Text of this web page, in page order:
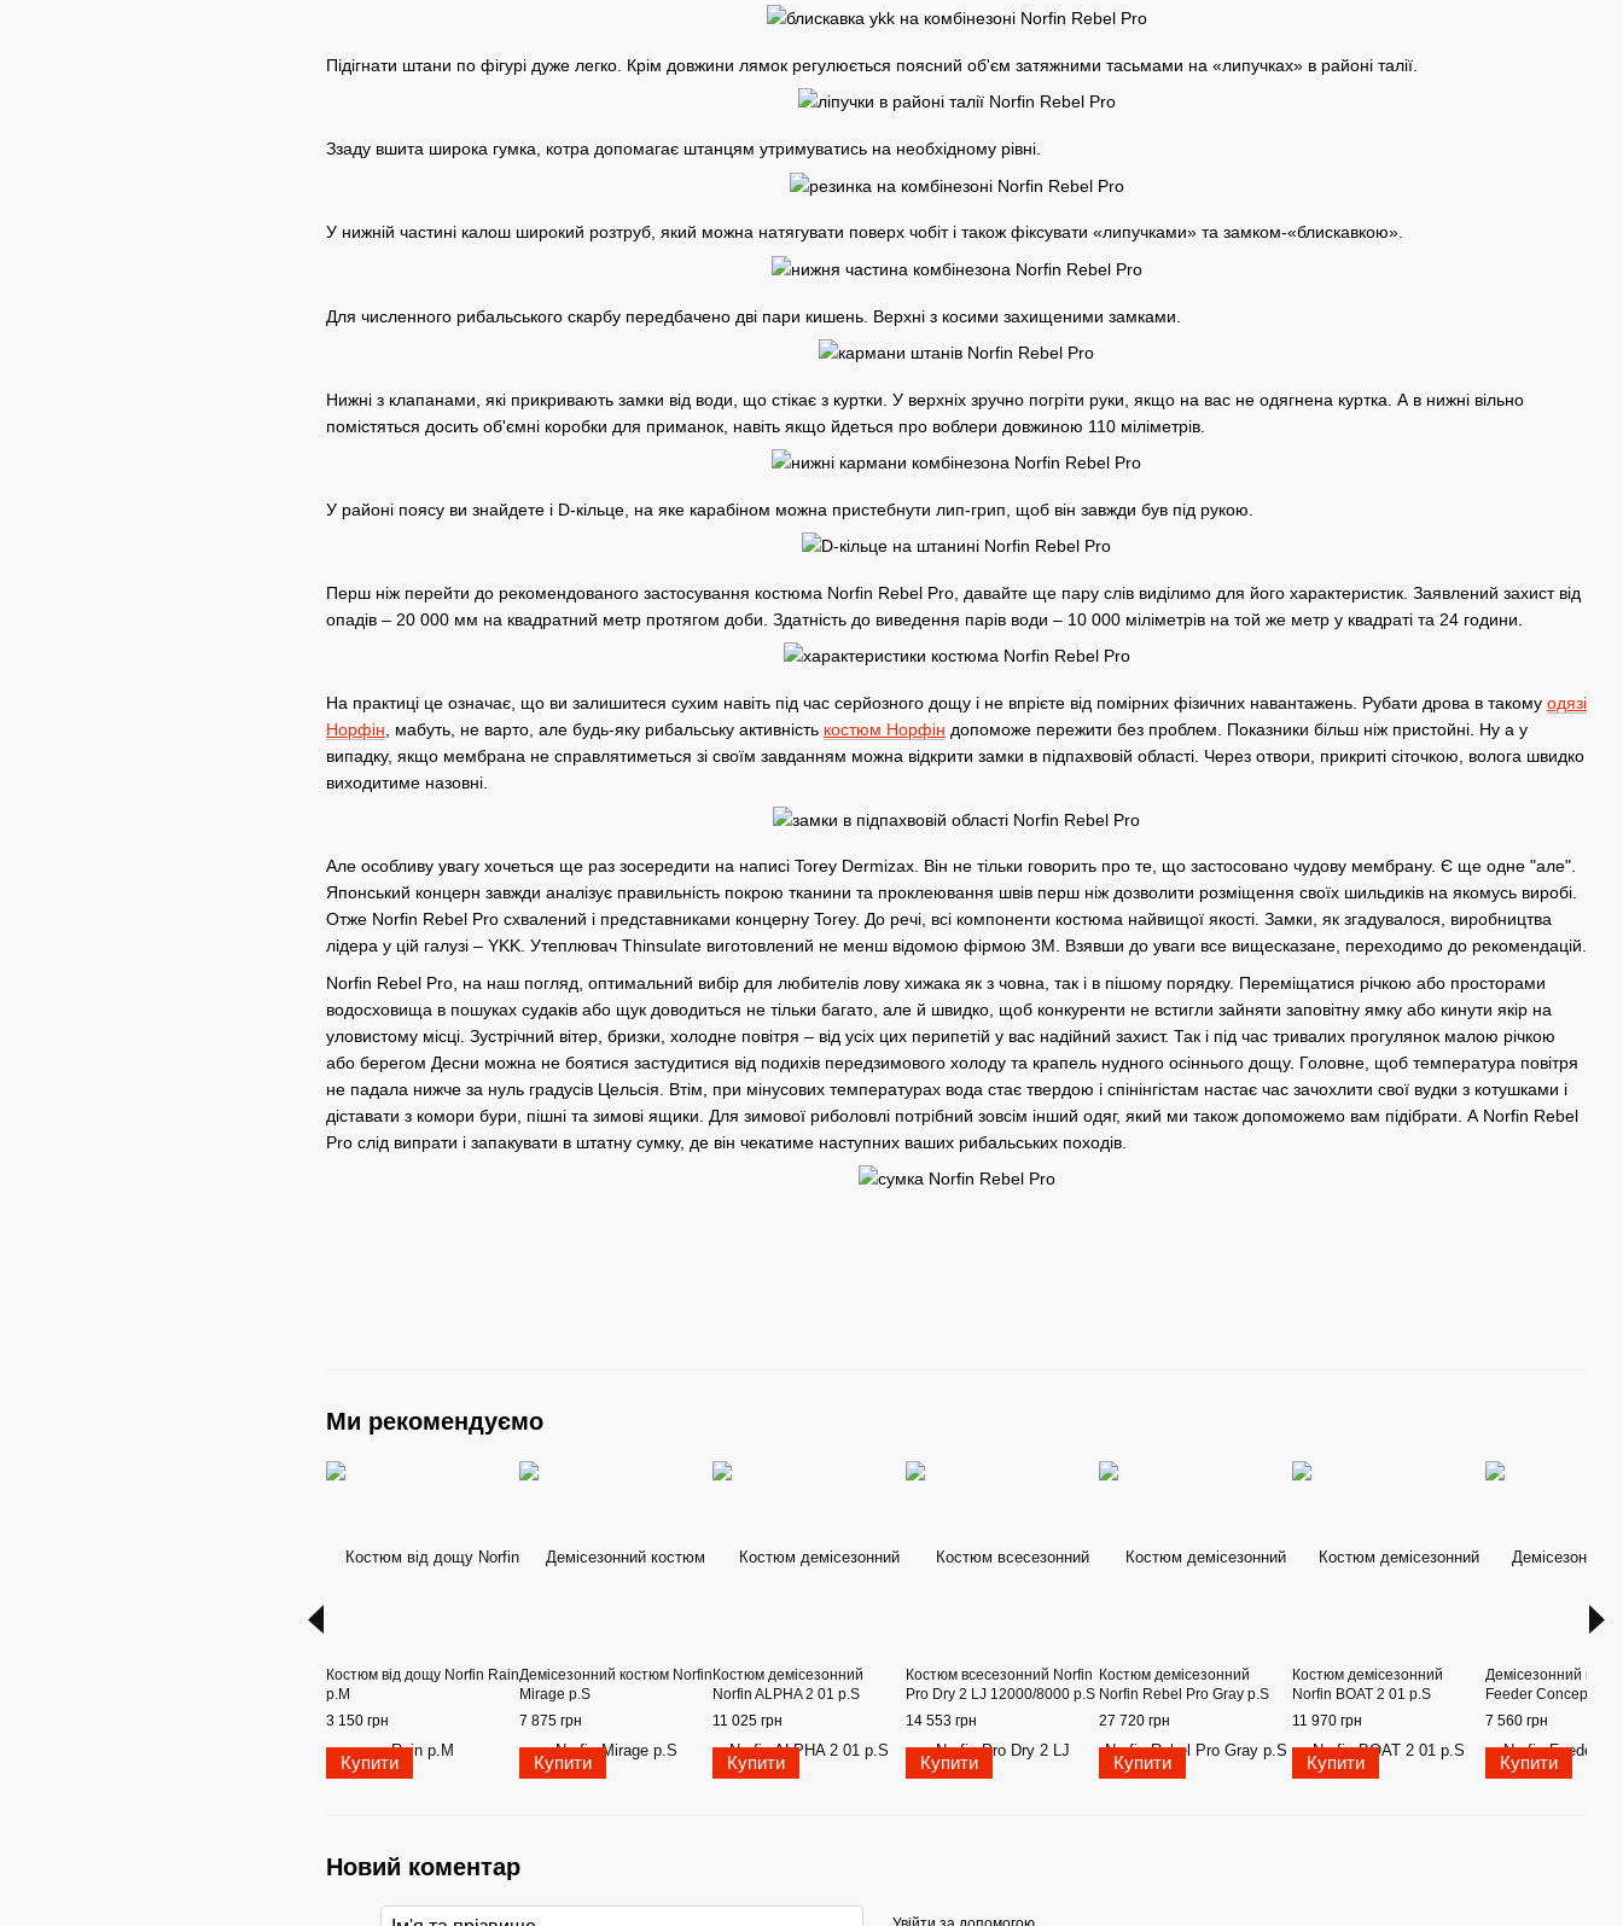
Підігнати штани по фігурі дуже легко. Крім довжини лямок регулюється поясний об'єм затяжними тасьмами на «липучках» в районі талії.
Ззаду вшита широка гумка, котра допомагає штанцям утримуватись на необхідному рівні.
У нижній частині калош широкий розтруб, який можна натягувати поверх чобіт і також фіксувати «липучками» та замком-«блискавкою».
Для численного рибальського скарбу передбачено дві пари кишень. Верхні з косими захищеними замками.
Нижні з клапанами, які прикривають замки від води, що стікає з куртки. У верхніх зручно погріти руки, якщо на вас не одягнена куртка. А в нижні вільно
помістяться досить об'ємні коробки для приманок, навіть якщо йдеться про воблери довжиною 110 міліметрів.
У районі поясу ви знайдете і D-кільце, на яке карабіном можна пристебнути лип-грип, щоб він завжди був під рукою.
Перш ніж перейти до рекомендованого застосування костюма Norfin Rebel Pro, давайте ще пару слів виділимо для його характеристик. Заявлений захист від
опадів – 20 000 мм на квадратний метр протягом доби. Здатність до виведення парів води – 10 000 міліметрів на той же метр у квадраті та 24 години.
На практиці це означає, що ви залишитеся сухим навіть під час серйозного дощу і не впрієте від помірних фізичних навантажень. Рубати дрова в такому одязі
Норфін, мабуть, не варто, але будь-яку рибальську активність костюм Норфін допоможе пережити без проблем. Показники більш ніж пристойні. Ну а у
випадку, якщо мембрана не справлятиметься зі своїм завданням можна відкрити замки в підпахвовій області. Через отвори, прикриті сіточкою, волога швидко
виходитиме назовні.
Але особливу увагу хочеться ще раз зосередити на написі Torey Dermizax. Він не тільки говорить про те, що застосовано чудову мембрану. Є ще одне "але".
Японський концерн завжди аналізує правильність покрою тканини та проклеювання швів перш ніж дозволити розміщення своїх шильдиків на якомусь виробі.
Отже Norfin Rebel Pro схвалений і представниками концерну Torey. До речі, всі компоненти костюма найвищої якості. Замки, як згадувалося, виробництва
лідера у цій галузі – YKK. Утеплювач Thinsulate виготовлений не менш відомою фірмою 3М. Взявши до уваги все вищесказане, переходимо до рекомендацій.
Norfin Rebel Pro, на наш погляд, оптимальний вибір для любителів лову хижака як з човна, так і в пішому порядку. Переміщатися річкою або просторами
водосховища в пошуках судаків або щук доводиться не тільки багато, але й швидко, щоб конкуренти не встигли зайняти заповітну ямку або кинути якір на
уловистому місці. Зустрічний вітер, бризки, холодне повітря – від усіх цих перипетій у вас надійний захист. Так і під час тривалих прогулянок малою річкою
або берегом Десни можна не боятися застудитися від подихів передзимового холоду та крапель нудного осіннього дощу. Головне, щоб температура повітря
не падала нижче за нуль градусів Цельсія. Втім, при мінусових температурах вода стає твердою і спінінгістам настає час зачохлити свої вудки з котушками і
діставати з комори бури, пішні та зимові ящики. Для зимової риболовлі потрібний зовсім інший одяг, який ми також допоможемо вам підібрати. А Norfin Rebel
Pro слід випрати і запакувати в штатну сумку, де він чекатиме наступних ваших рибальських походів.
Ми рекомендуємо
Костюм від дощу Norfin Rain
р.М
3 150 грн
Купити
Демісезонний костюм Norfin
Mirage р.S
7 875 грн
Купити
Костюм демісезонний
Norfin ALPHA 2 01 р.S
11 025 грн
Купити
Костюм всесезонний Norfin
Pro Dry 2 LJ 12000/8000 р.S
14 553 грн
Купити
Костюм демісезонний
Norfin Rebel Pro Gray р.S
27 720 грн
Купити
Костюм демісезонний
Norfin BOAT 2 01 р.S
11 970 грн
Купити
Демісезонний
Feeder Concept
7 560 грн
Купити
Новий коментар